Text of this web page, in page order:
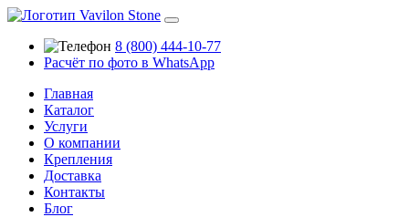
8 (800) 444-10-77
Расчёт по фото в WhatsApp
Главная
Каталог
Услуги
О компании
Крепления
Доставка
Контакты
Блог